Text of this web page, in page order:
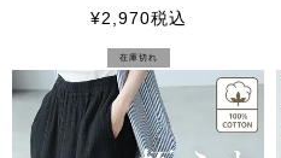
¥2,970税込
在庫切れ